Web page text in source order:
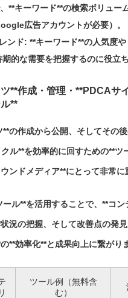
**キーワード**の検索ボリュー
広告アカウントが必要）。
ンド: **キーワード**の人気度
的な需要を把握するのに役立ち
**作成・管理・**PDCAサ
**
の作成から公開、そしてその後
ル**を効率的に回すための**ツ
ンドメディア**にとって非常に
ール**を活用することで、**コ
況の把握、そして改善点の発
**効率化**と成果向上に繋がり
ツール例（無料含
む）